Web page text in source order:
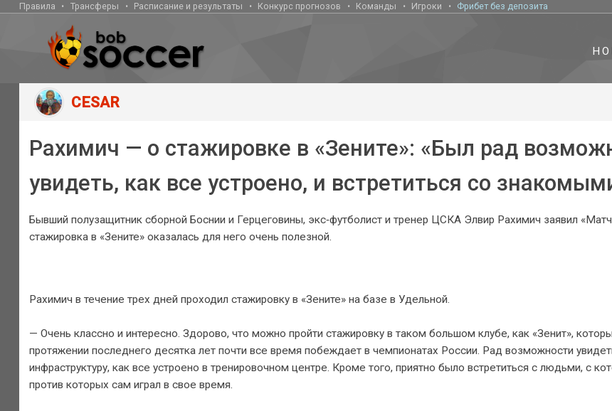
Правила Трансферы Расписание и результаты Конкурс прогнозов Команды Игроки Фрибет без депозита
CESAR
Рахимич — о стажировке в «Зените»: «Был рад
увидеть, как все устроено, и встретиться со
Бывший полузащитник сборной Боснии и Герцеговины, экс‑футболист и тренер ЦСКА Элвир Рахимич заявил
стажировка в «Зените» оказалась для него очень полезной.
Рахимич в течение трех дней проходил стажировку в «Зените» на базе в Удельной.
— Очень классно и интересно. Здорово, что можно пройти стажировку в таком большом клубе, как «Зенит»,
протяжении последнего десятка лет почти все время побеждает в чемпионатах России. Рад возможности
инфраструктуру, как все устроено в тренировочном центре. Кроме того, приятно было встретиться с людьми, с
против которых сам играл в свое время.